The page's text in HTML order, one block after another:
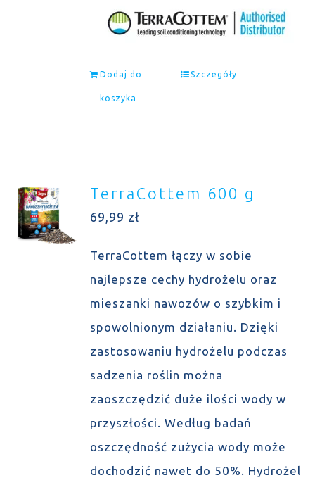
Dodaj do
koszyka
Szczegóły
TerraCottem 600 g
69,99 zł
TerraCottem łączy w sobie
najlepsze cechy hydrożelu oraz
mieszanki nawozów o szybkim i
spowolnionym działaniu. Dzięki
zastosowaniu hydrożelu podczas
sadzenia roślin można
zaoszczędzić duże ilości wody w
przyszłości. Według badań
oszczędność zużycia wody może
dochodzić nawet do 50%. Hydrożel